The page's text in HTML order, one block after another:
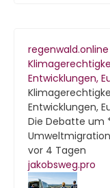
regenwald.online
Entwicklungen,
Entwicklungen,
Die Debatte um
vor 4 Tagen
jakobsweg.pro